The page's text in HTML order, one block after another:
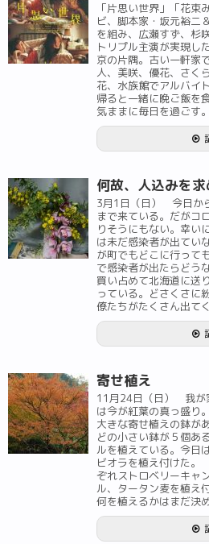
「片思い世界」「花束
ビ、脚本家・坂元裕二
を組み、広瀬すず、杉
トリプル主演が実現し
京の片隅。古い一軒家
人、美咲、優花、さく
花、水族館でアルバイ
帰ると一緒に晩ご飯を
気ままに毎日を過ごす
何故、人込みを
3月1日（日） 今日か
まで来ている。だがコ
りそうにもない。幸い
は未だ感染者が出てい
が町でもどこに行って
で感染者が出たらどう
買い占めて北海道に送
っている。どさくさに
僚たちがたくさん出て
寄せ植え
11月24日（日） 我が
は今が紅葉の真っ盛り
大きな寄せ植えの鉢が
どの小さい鉢が５個あ
ルを植えている。今日
ビオラを植え付けた
ぞれストロベリーキャ
ル、タータン麦を植え
何を植えるかはまだ決